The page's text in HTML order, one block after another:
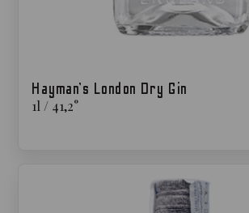
Hayman’s London Dry Gin
1l / 41,2°